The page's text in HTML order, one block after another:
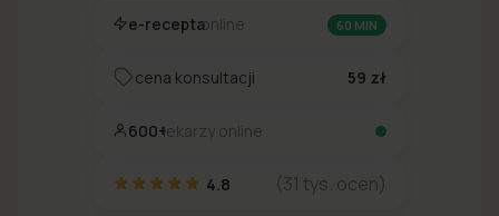
e-receptaonline 60 MIN
cena konsultacji 59 zł
600+lekarzy online
4.8 (31 tys. ocen)